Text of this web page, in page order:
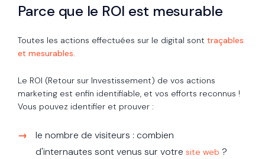
Parce que le ROI est mesurable
Toutes les actions effectuées sur le digital sont traçables
et mesurables.
Le ROI (Retour sur Investissement) de vos actions
marketing est enfin identifiable, et vos efforts reconnus !
Vous pouvez identifier et prouver :
le nombre de visiteurs : combien
d'internautes sont venus sur votre site web ?